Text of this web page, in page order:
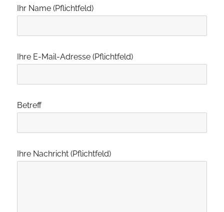
Ihr Name (Pflichtfeld)
Ihre E-Mail-Adresse (Pflichtfeld)
Betreff
Ihre Nachricht (Pflichtfeld)